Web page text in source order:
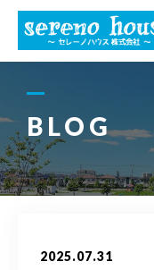
BLOG
2025.07.31